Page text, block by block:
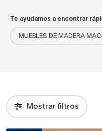
Te ayudamos a encontrar
MUEBLES DE MADERA
Mostrar filtros